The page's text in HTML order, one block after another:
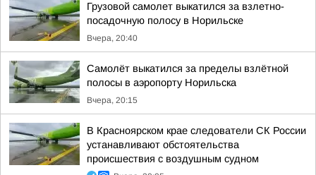
Грузовой самолет выкатился за взлетно-
посадочную полосу в Норильске
Вчера, 20:40
Самолёт выкатился за пределы взлётной
полосы в аэропорту Норильска
Вчера, 20:15
В Красноярском крае следователи СК России
устанавливают обстоятельства
происшествия с воздушным судном